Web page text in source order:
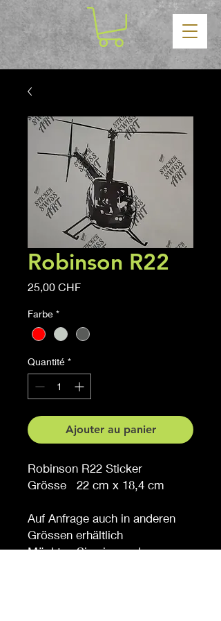
Robinson R22
25,00 CHFPrix
Farbe *
Quantité *
Ajouter au panier
Robinson R22 Sticker
Grösse 22 cm x 18,4 cm
Auf Anfrage auch in anderen
Grössen erhältlich
Möchten Sie eine andere